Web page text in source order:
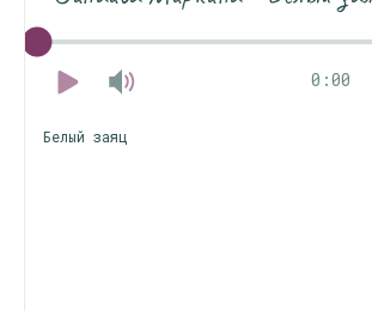
0:00
Белый заяц